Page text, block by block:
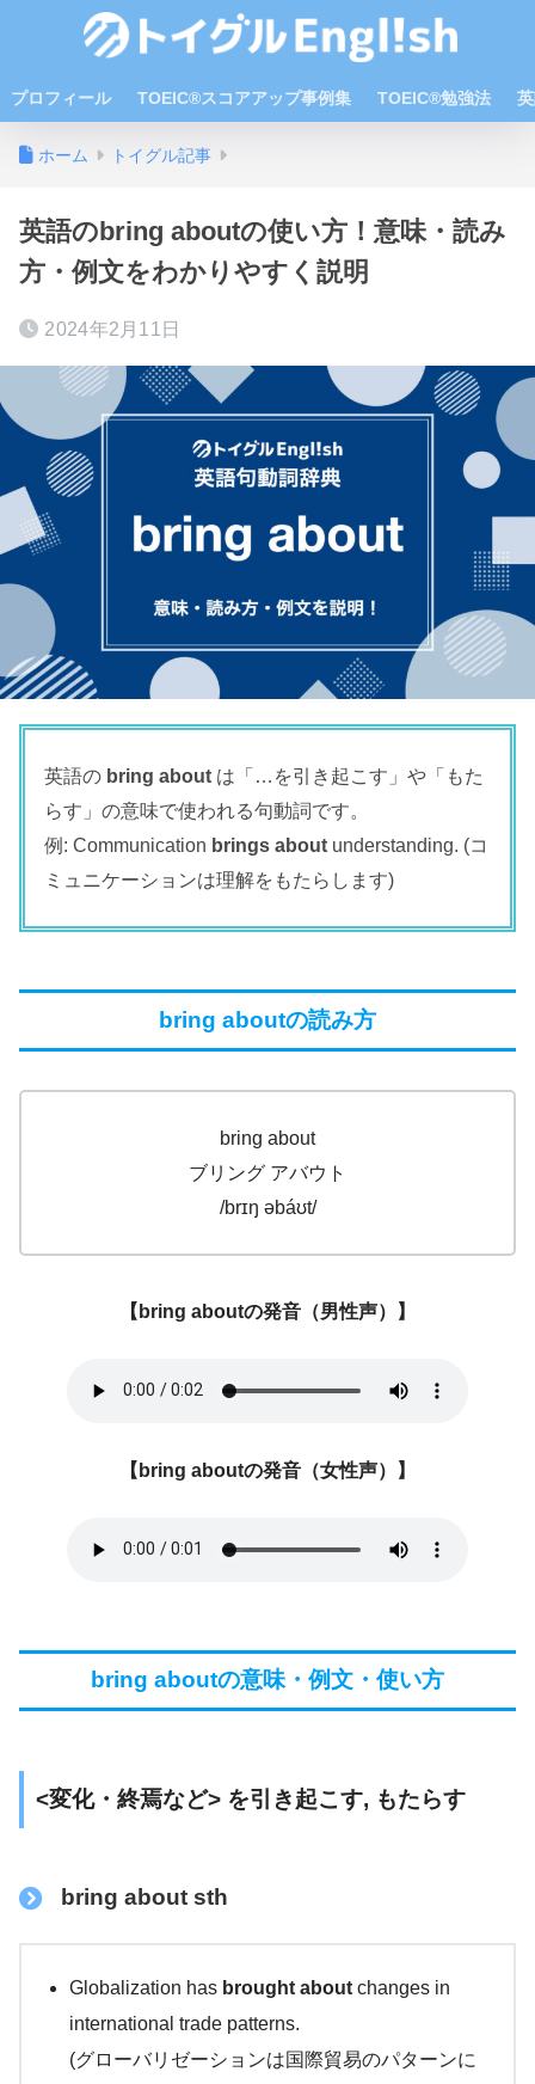
プロフィール TOEIC®スコアアップ事例集 TOEIC®勉強法
ホーム トイグル記事
英語のbring aboutの使い方！意味・読み
方・例文をわかりやすく説明
2024年2月11日
英語の bring about は「…を引き起こす」や「もた
らす」の意味で使われる句動詞です。
例: Communication brings about understanding. (コ
ミュニケーションは理解をもたらします)
bring aboutの読み方
bring about
ブリング アバウト
/brɪŋ əbáʊt/
【bring aboutの発音（男性声）】
【 bring aboutの発音（女性声）】
bring aboutの意味・例文・使い方
<変化・終焉など> を引き起こす, もたらす
bring about sth
Globalization has brought about changes in
international trade patterns.
(グローバリゼーションは国際貿易のパターンに